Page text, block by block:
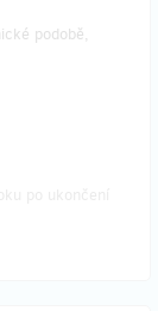
podobě,